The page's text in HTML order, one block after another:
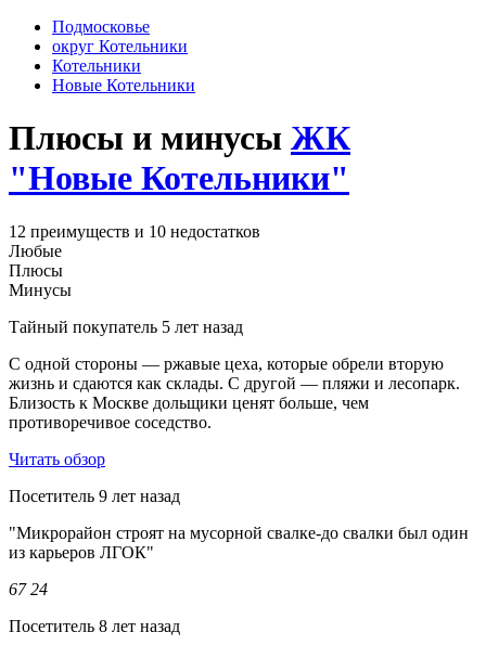
Подмосковье
округ Котельники
Котельники
Новые Котельники
Плюсы и минусы ЖК
"Новые Котельники"
12 преимуществ и 10 недостатков
Любые
Плюсы
Минусы
Тайный покупатель 5 лет назад
С одной стороны — ржавые цеха, которые обрели вторую
жизнь и сдаются как склады. С другой — пляжи и лесопарк.
Близость к Москве дольщики ценят больше, чем
противоречивое соседство.
Читать обзор
Посетитель 9 лет назад
"Микрорайон строят на мусорной свалке-до свалки был один
из карьеров ЛГОК"
67 24
Посетитель 8 лет назад